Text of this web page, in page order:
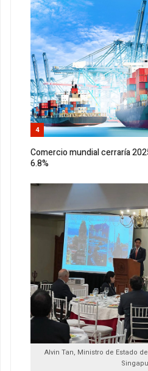
4
Comercio mundial cerraría
6.8%
Alvin Tan, Ministro de Estado